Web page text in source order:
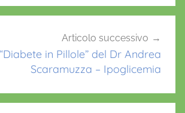
Articolo successivo
in Pillole” del Dr Andrea
Scaramuzza – Ipoglicemia